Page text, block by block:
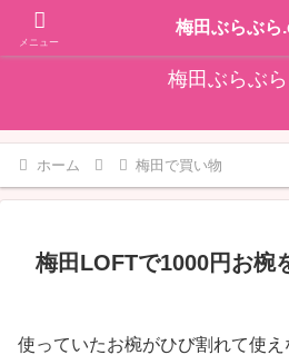
そうだ！梅田をぶらぶらしよ♪大阪梅田エ
梅田ぶらぶ
ホーム 梅田で買い物
梅田LOFTで1000円お椀
使っていたお椀がひび割れて使
メニュー
梅田ぶらぶら